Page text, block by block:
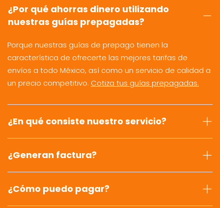
¿Por qué ahorras dinero utilizando
nuestras guías prepagadas?
Porque nuestras guías de prepago tienen la
característica de ofrecerte las mejores tarifas de
envíos a todo México, así como un servicio de calidad a
un precio competitivo. Cotiza tus guías prepagadas.
¿En qué consiste nuestro servicio?
¿Generan factura?
¿Cómo puedo pagar?